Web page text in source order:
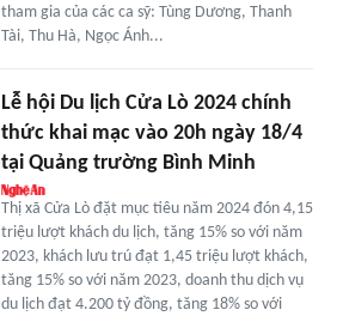
tham gia của các ca sỹ: Tùng Dương, Thanh
Tài, Thu Hà, Ngọc Ánh...
Lễ hội Du lịch Cửa Lò 2024 chính
thức khai mạc vào 20h ngày 18/4
tại Quảng trường Bình Minh
Thị xã Cửa Lò đặt mục tiêu năm 2024 đón 4,15
triệu lượt khách du lịch, tăng 15% so với năm
2023, khách lưu trú đạt 1,45 triệu lượt khách,
tăng 15% so với năm 2023, doanh thu dịch vụ
du lịch đạt 4.200 tỷ đồng, tăng 18% so với